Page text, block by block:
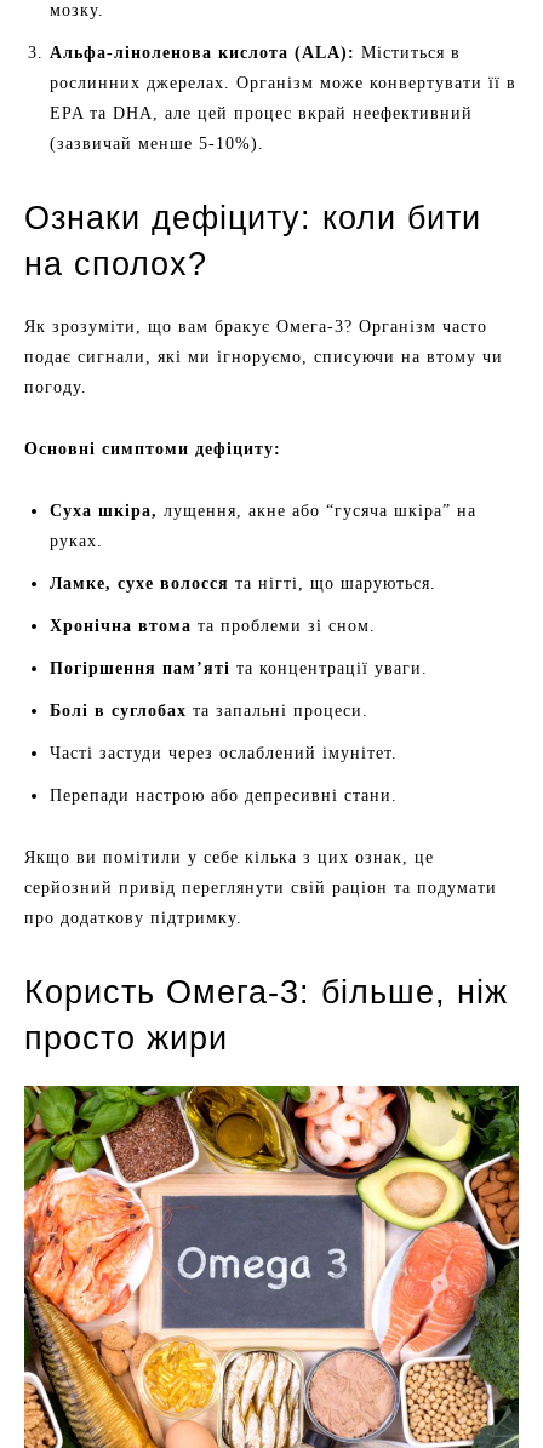
мозку.
Альфа-ліноленова кислота (ALA): Міститься в
рослинних джерелах. Організм може конвертувати її в
EPA та DHA, але цей процес вкрай неефективний
(зазвичай менше 5-10%).
Ознаки дефіциту: коли бити
на сполох?
Як зрозуміти, що вам бракує Омега-3? Організм часто
подає сигнали, які ми ігноруємо, списуючи на втому чи
погоду.
Основні симптоми дефіциту:
Суха шкіра, лущення, акне або “гусяча шкіра” на
руках.
Ламке, сухе волосся та нігті, що шаруються.
Хронічна втома та проблеми зі сном.
Погіршення пам’яті та концентрації уваги.
Болі в суглобах та запальні процеси.
Часті застуди через ослаблений імунітет.
Перепади настрою або депресивні стани.
Якщо ви помітили у себе кілька з цих ознак, це
серйозний привід переглянути свій раціон та подумати
про додаткову підтримку.
Користь Омега-3: більше, ніж
просто жири